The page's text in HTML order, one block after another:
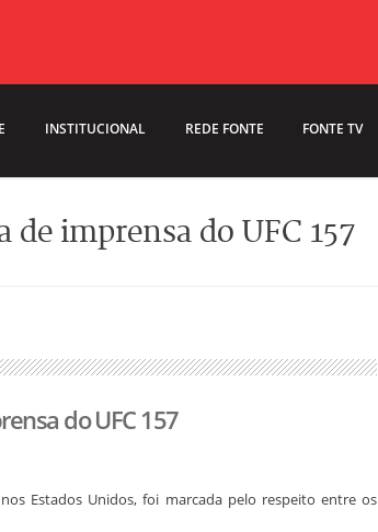
INSTITUCIONAL REDE FONTE FONTE TV
imprensa do UFC 157
do UFC 157
Estados Unidos, foi marcada pelo respeito entre os